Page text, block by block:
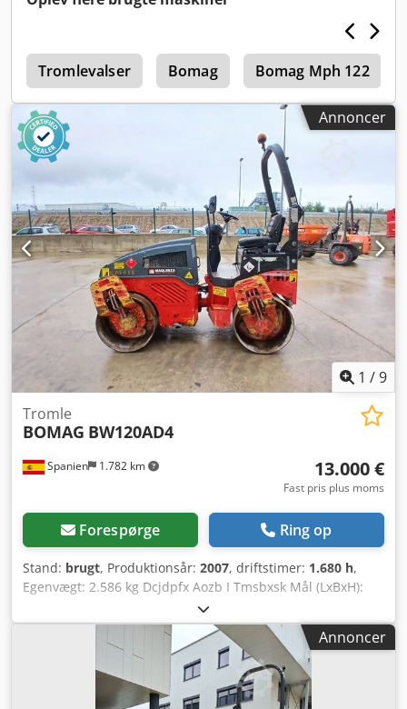
Tromlevalser Bomag Bomag Mph 122
Annoncer
1 /9
Spanien 1.782 km
Tromle
BOMAG BW120AD4
13.000 €
Fast pris plus moms
Forespørge Ring op
Stand: brugt, Produktionsår: 2007, driftstimer: 1.680 h,
Egenvægt: 2.586 kg Dcjdpfx Aozb I Tmsbxsk Mål (LxBxH):
Annoncer